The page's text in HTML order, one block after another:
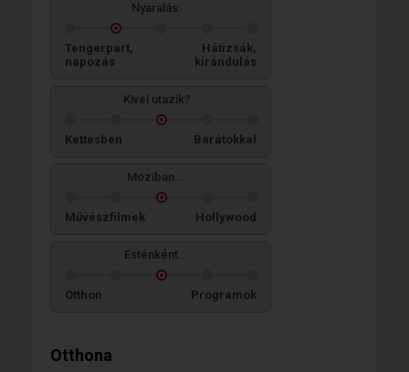
Nyaralás:
Tengerpart,
napozás
Hátizsák,
kirándulás
Kivel utazik?
Kettesben Barátokkal
Moziban...
Művészfilmek Hollywood
Esténként...
Otthon Programok
Otthona